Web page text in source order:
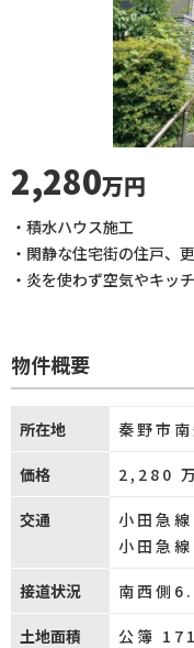
2,280万円
・積水ハウス施工
・閑静な住宅街の住戸、
・炎を使わず空気やキッ
物件概要
所在地 秦野市
価格 2,280
交通
小田急
小田急
接道状況 南西側
土地面積 公簿